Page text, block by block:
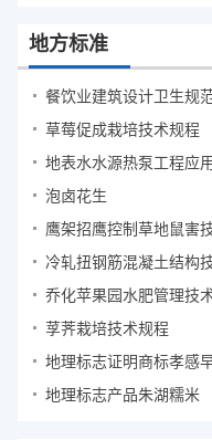
地方标准
餐饮业建筑设计卫生规
草莓促成栽培技术规程
地表水水源热泵工程应
泡卤花生
鹰架招鹰控制草地鼠害
冷轧扭钢筋混凝土结构
乔化苹果园水肥管理技
莩荠栽培技术规程
地理标志证明商标孝感
地理标志产品朱湖糯米